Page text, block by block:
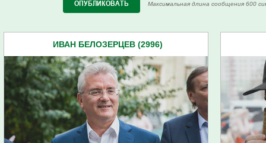
Максимальная длина сообщения 600
ИВАН БЕЛОЗЕРЦЕВ (2996)